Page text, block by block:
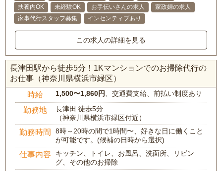
扶養内OK
未経験OK お手伝いさんの求人
家政婦の求人
家事代行スタッフ募集
インセンティブあり
この求人の詳細を見る
長津田駅から徒歩5分！1Kマンションでのお掃除代行の
お仕事（神奈川県横浜市緑区）
時給 1,500〜1,860円、交通費支給、前払い制度あり
勤務地
長津田 徒歩5分
（神奈川県横浜市緑区付近）
勤務時間
8時～20時の間で1時間〜、好きな日に働くこと
が可能です。(候補の日時から選択)
仕事内容
キッチン、トイレ、お風呂、洗面所、リビン
グ、その他のお掃除